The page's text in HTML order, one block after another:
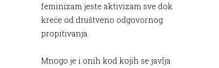
feminizam jeste aktivizam sve dok
kreće od društveno odgovornog
propitivanja.
Mnogo je i onih kod kojih se javlja